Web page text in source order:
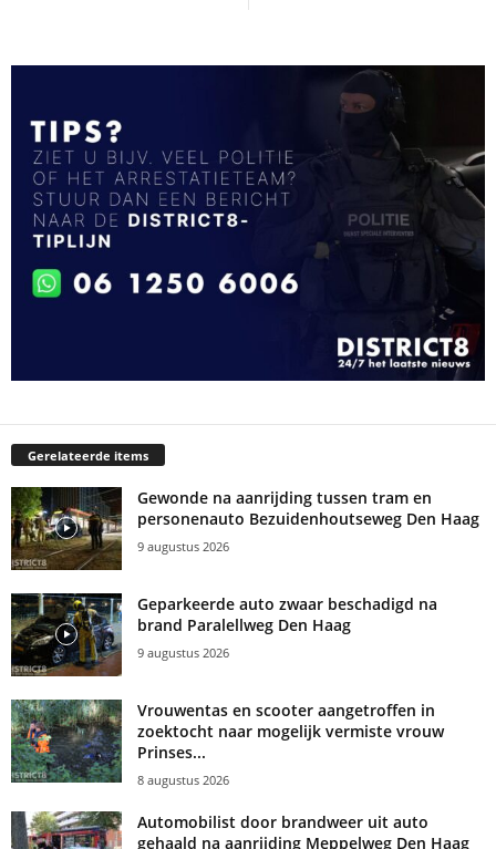
Gerelateerde items
Gewonde na aanrijding tussen tram en
personenauto Bezuidenhoutseweg Den Haag
9 augustus 2026
Geparkeerde auto zwaar beschadigd na
brand Paralellweg Den Haag
9 augustus 2026
Vrouwentas en scooter aangetroffen in
zoektocht naar mogelijk vermiste vrouw
Prinses...
8 augustus 2026
Automobilist door brandweer uit auto
gehaald na aanrijding Meppelweg Den Haag